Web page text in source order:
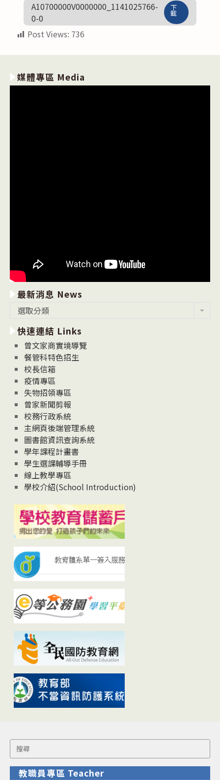
A10700000V0000000_1141025766-
0-0
下
載
Post Views: 736
媒體專區 Media
最新消息 News
消
息
News
選取分類
快速連結 Links
曾文家商實境導覽
餐管科特色招生
校長信箱
疫情專區
失物招領專區
曾家新聞剪報
校務行政系統
主網頁後端管理系統
圖書館資訊查詢系統
學年課程計畫書
學生選課輔導手冊
線上教學專區
學校介紹(School Introduction)
Search
for:
教職員專區 Teacher